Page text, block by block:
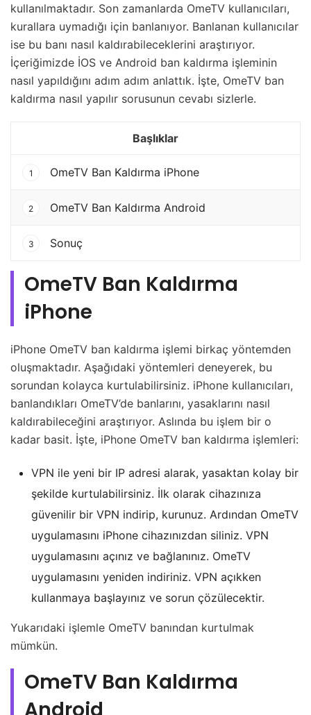
kullanılmaktadır. Son zamanlarda OmeTV kullanıcıları,
kurallara uymadığı için banlanıyor. Banlanan kullanıcılar
ise bu banı nasıl kaldırabileceklerini araştırıyor.
İçeriğimizde İOS ve Android ban kaldırma işleminin
nasıl yapıldığını adım adım anlattık. İşte, OmeTV ban
kaldırma nasıl yapılır sorusunun cevabı sizlerle.
Başlıklar
1 OmeTV Ban Kaldırma iPhone
2 OmeTV Ban Kaldırma Android
3 Sonuç
OmeTV Ban Kaldırma
iPhone
iPhone OmeTV ban kaldırma işlemi birkaç yöntemden
oluşmaktadır. Aşağıdaki yöntemleri deneyerek, bu
sorundan kolayca kurtulabilirsiniz. iPhone kullanıcıları,
banlandıkları OmeTV’de banlarını, yasaklarını nasıl
kaldırabileceğini araştırıyor. Aslında bu işlem bir o
kadar basit. İşte, iPhone OmeTV ban kaldırma işlemleri:
VPN ile yeni bir IP adresi alarak, yasaktan kolay bir
şekilde kurtulabilirsiniz. İlk olarak cihazınıza
güvenilir bir VPN indirip, kurunuz. Ardından OmeTV
uygulamasını iPhone cihazınızdan siliniz. VPN
uygulamasını açınız ve bağlanınız. OmeTV
uygulamasını yeniden indiriniz. VPN açıkken
kullanmaya başlayınız ve sorun çözülecektir.
Yukarıdaki işlemle OmeTV banından kurtulmak
mümkün.
OmeTV Ban Kaldırma